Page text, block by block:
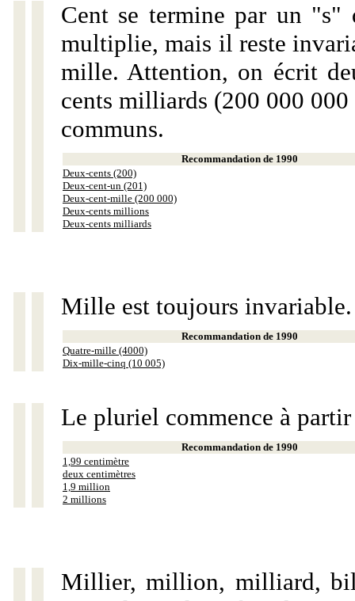
Cent se termine par un "s"
multiplie, mais il reste
mille. Attention, on écrit
cents milliards (200 000
communs.
Recommandation de 1990
Deux-cents (200)
Deux-cent-un (201)
Deux-cent-mille (200 000)
Deux-cents millions
Deux-cents milliards
Mille est toujours invariable.
Recommandation de 1990
Quatre-mille (4000)
Dix-mille-cinq (10 005)
Le pluriel commence à
Recommandation de 1990
1,99 centimètre
deux centimètres
1,9 million
2 millions
Millier, million, milliard,